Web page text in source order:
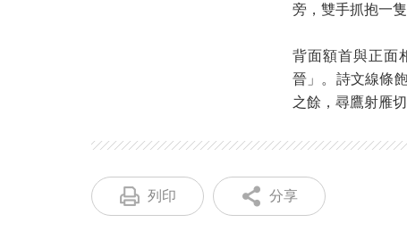
旁，雙手抓抱一
背面額首與正面
晉」。詩文線條
之餘，尋鷹射雁
列印 分享